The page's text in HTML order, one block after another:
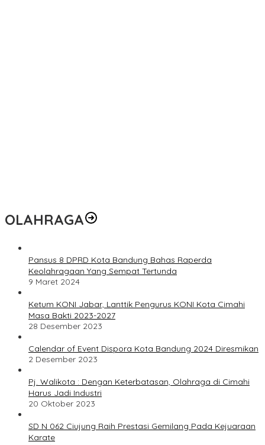
OLAHRAGA
Pansus 8 DPRD Kota Bandung Bahas Raperda
Keolahragaan Yang Sempat Tertunda
9 Maret 2024
Ketum KONI Jabar, Lanttik Pengurus KONI Kota Cimahi
Masa Bakti 2023-2027
28 Desember 2023
Calendar of Event Dispora Kota Bandung 2024 Diresmikan
2 Desember 2023
Pj. Walikota : Dengan Keterbatasan, Olahraga di Cimahi
Harus Jadi Industri
20 Oktober 2023
SD N 062 Ciujung Raih Prestasi Gemilang Pada Kejuaraan
Karate